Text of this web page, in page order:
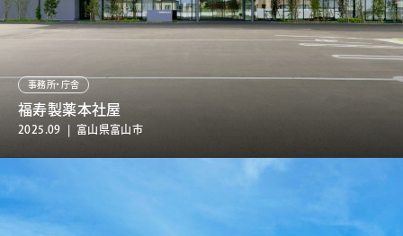
事務所・庁舎
福寿製薬本社屋
2025.09 | 富山県富山市